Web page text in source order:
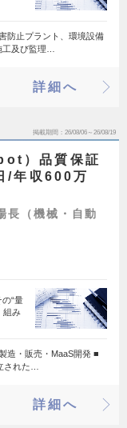
防止プラント、環境設備
及び監理…
詳細へ
掲載期間 26/08/06～26/08/19
）品質保証
/年収600万
長（機械・自動
“量
組み
造・販売・MaaS開発 ■
された…
詳細へ